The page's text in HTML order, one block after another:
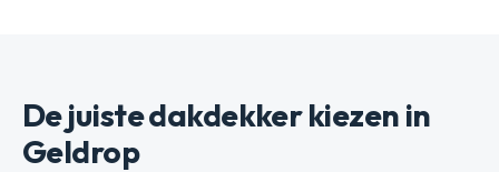
De juiste dakdekker kiezen in
Geldrop